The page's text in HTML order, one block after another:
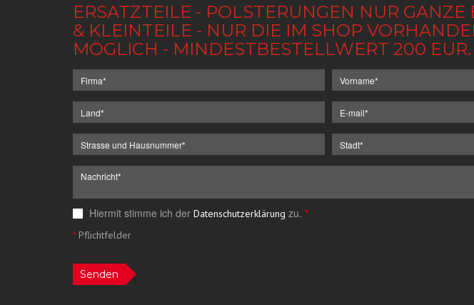
ERSATZTEILE - POLSTERUNGEN NUR
& KLEINTEILE - NUR DIE IM SHOP
MÖGLICH - MINDESTBESTELLWERT 200
Hiermit stimme ich der Datenschutzerklärung zu. *
*Pflichtfelder
Senden